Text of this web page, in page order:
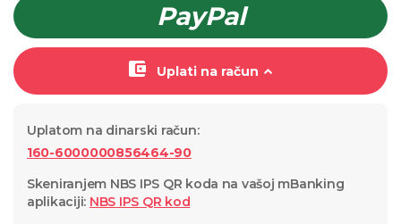
Uplati na račun
PayPal
Uplatom na dinarski račun:
160-6000000856464-90
Skeniranjem NBS IPS QR koda na vašoj mBanking
aplikaciji: NBS IPS QR kod